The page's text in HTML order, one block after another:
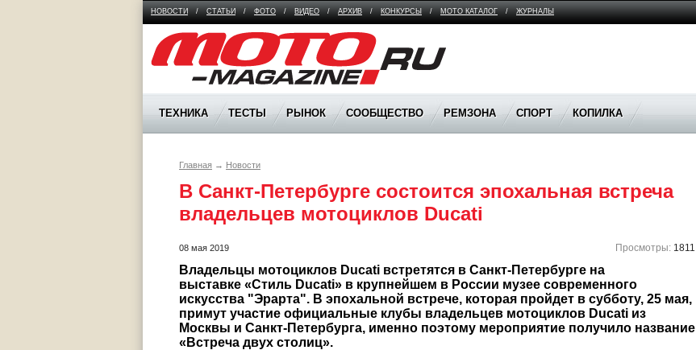
НОВОСТИ / СТАТЬИ / ФОТО / ВИДЕО / АРХИВ / КОНКУРСЫ / МОТО КАТАЛОГ / ЖУРНАЛЫ
Moto Magazine
ТЕХНИКА ТЕСТЫ РЫНОК СООБЩЕСТВО РЕМЗОНА СПОРТ КОПИЛКА
Главная → Новости
В Санкт-Петербурге состоится эпохальная встреча
Просмотры: 1811
08 мая 2019
Владельцы мотоциклов Ducati встретятся в Санкт-Петербурге на
выставке «Стиль Ducati» в крупнейшем в России музее современного
искусства "Эрарта". В эпохальной встрече, которая пройдет в субботу, 25 мая,
примут участие официальные клубы владельцев мотоциклов Ducati из
Москвы и Санкт-Петербурга, именно поэтому мероприятие получило название
«Встреча двух столиц».